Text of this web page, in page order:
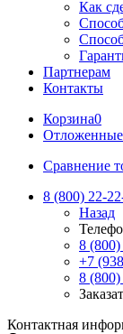
Как
Партнерам
Контакты
Корзина0
Отложенные
Сравнение
8 (800) 22-
Назад
8
+7
8
Контактная